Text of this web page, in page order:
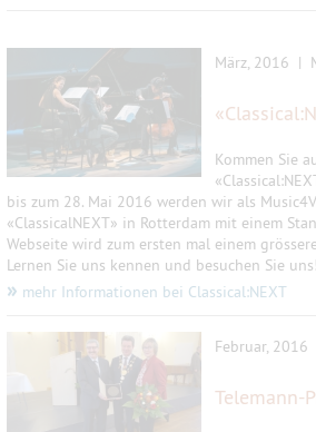
März, 2016 |
Kommen Sie
bis zum 28. Mai 2016 werden wir als
«ClassicalNEXT» in Rotterdam mit einem
Webseite wird zum ersten mal einem
Lernen Sie uns kennen und besuchen Sie uns!
» mehr Informationen bei Classical:NEXT
Februar,
Telemann-